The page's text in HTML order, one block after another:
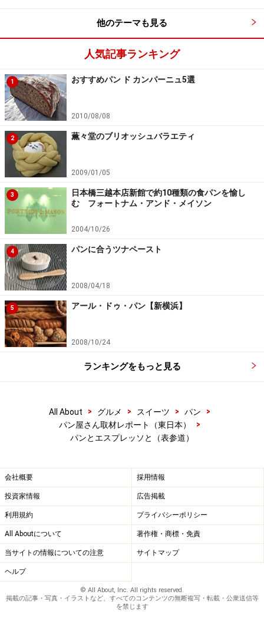
他のテーマも見る
人気記事ランキング
1 おすすめパン ド カンパーニュ5選
2010/08/08
2 薫々堂のブリオッシュバラエティ
2009/01/05
3
日本橋三越本店新館で約10種類の食パンを愉し
む フォートナム・アンド・メイソン
2004/10/26
4 パンに合うツナペースト
2008/04/18
5 アール・ドゥ・パン【新横浜】
2008/10/24
ランキングをもっと見る
All About > グルメ > スイーツ > パン
>
パン屋さん取材レポート（東日本）
>
パンとエスプレッソと（表参道）
会社概要 採用情報
投資家情報 広告掲載
利用規約 プライバシーポリシー
All Aboutについて 著作権・商標・免責
当サイトの情報についての注意 サイトマップ
ヘルプ
© All About, Inc. All rights reserved.
掲載の記事・写真・イラストなど、すべてのコンテンツの無断複写・転載・公衆送信等
を禁じます